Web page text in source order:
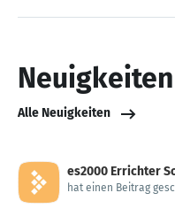
Neuigkeiten
Alle Neuigkeiten
es2000 Errichter
hat einen Beitrag